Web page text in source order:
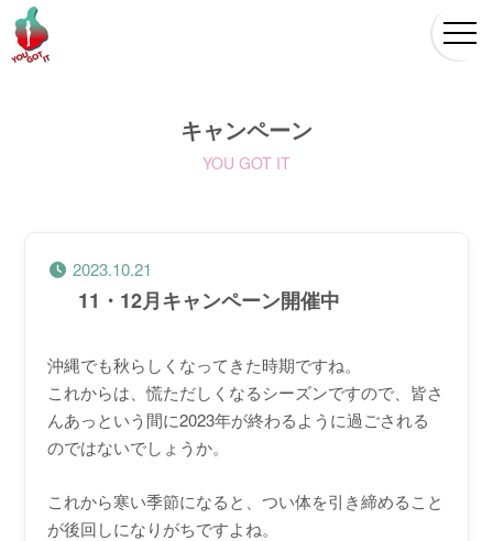
キャンペーン
YOU GOT IT
2023.10.21
11・12月キャンペーン開催中
沖縄でも秋らしくなってきた時期ですね。
これからは、慌ただしくなるシーズンですので、皆さ
んあっという間に2023年が終わるように過ごされる
のではないでしょうか。
これから寒い季節になると、つい体を引き締めること
が後回しになりがちですよね。